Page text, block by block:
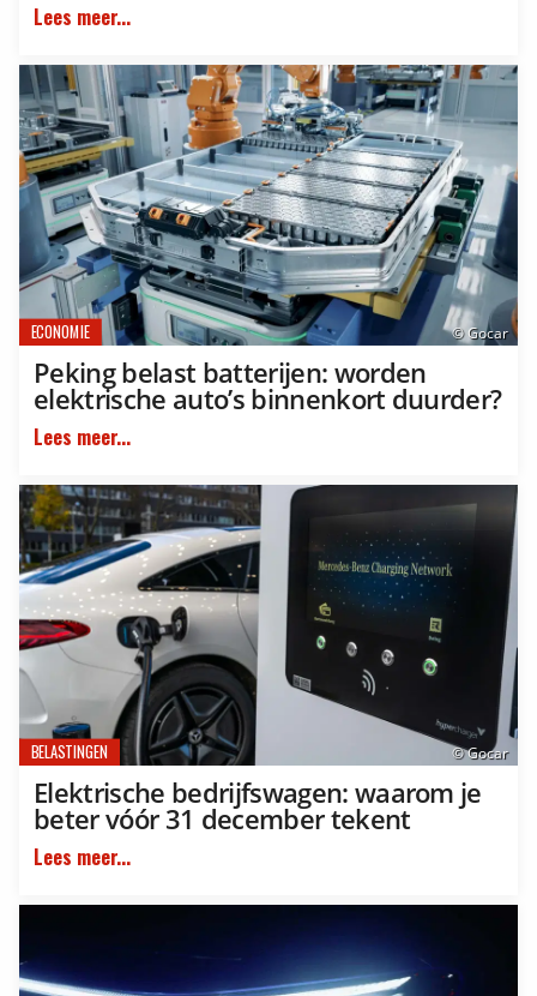
Lees meer...
© Gocar
ECONOMIE
Peking belast batterijen: worden
elektrische auto’s binnenkort duurder?
Lees meer...
© Gocar
BELASTINGEN
Elektrische bedrijfswagen: waarom je
beter vóór 31 december tekent
Lees meer...